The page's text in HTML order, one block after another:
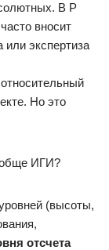
В Р
вносит
или экспертиза
Но это
ИГИ?
(высоты,
отсчета